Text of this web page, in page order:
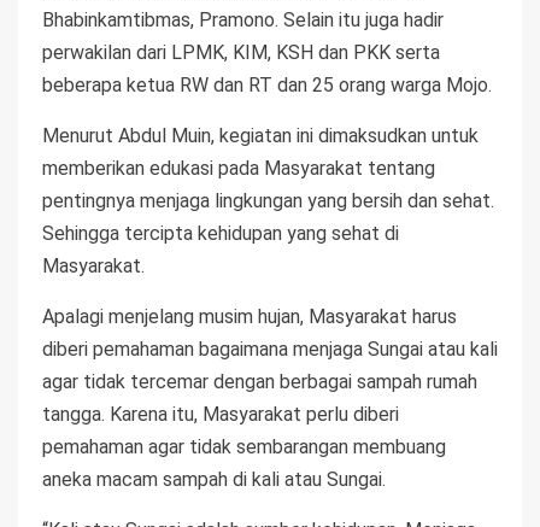
Bhabinkamtibmas, Pramono. Selain itu juga hadir
perwakilan dari LPMK, KIM, KSH dan PKK serta
beberapa ketua RW dan RT dan 25 orang warga Mojo.
Menurut Abdul Muin, kegiatan ini dimaksudkan untuk
memberikan edukasi pada Masyarakat tentang
pentingnya menjaga lingkungan yang bersih dan sehat.
Sehingga tercipta kehidupan yang sehat di
Masyarakat.
Apalagi menjelang musim hujan, Masyarakat harus
diberi pemahaman bagaimana menjaga Sungai atau kali
agar tidak tercemar dengan berbagai sampah rumah
tangga. Karena itu, Masyarakat perlu diberi
pemahaman agar tidak sembarangan membuang
aneka macam sampah di kali atau Sungai.